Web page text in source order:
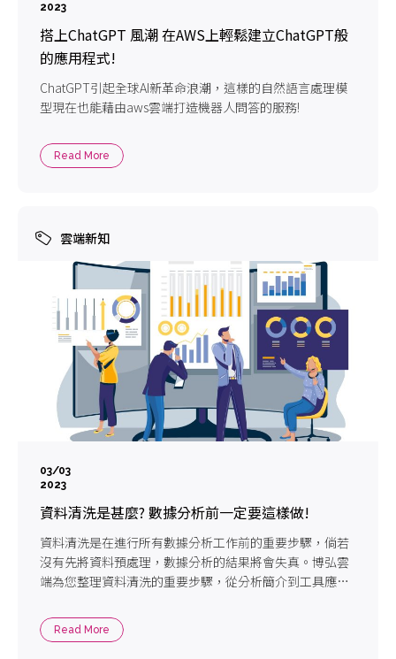
2023
搭上ChatGPT 風潮 在AWS上輕鬆建立ChatGPT般
的應用程式!
ChatGPT引起全球AI新革命浪潮，這樣的自然語言處理模
型現在也能藉由aws雲端打造機器人問答的服務!
Read More
雲端新知
03/03
2023
資料清洗是甚麼? 數據分析前一定要這樣做!
資料清洗是在進行所有數據分析工作前的重要步驟，倘若
沒有先將資料預處理，數據分析的結果將會失真。博弘雲
端為您整理資料清洗的重要步驟，從分析簡介到工具應
策品質!
Read More